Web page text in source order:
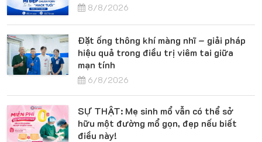
8/8/2026
Đặt ống thông khí màng nhĩ – giải pháp
hiệu quả trong điều trị viêm tai giữa
mạn tính
6/8/2026
SỰ THẬT: Mẹ sinh mổ vẫn có thể sở
hữu một đường mổ gọn, đẹp nếu biết
điều này!